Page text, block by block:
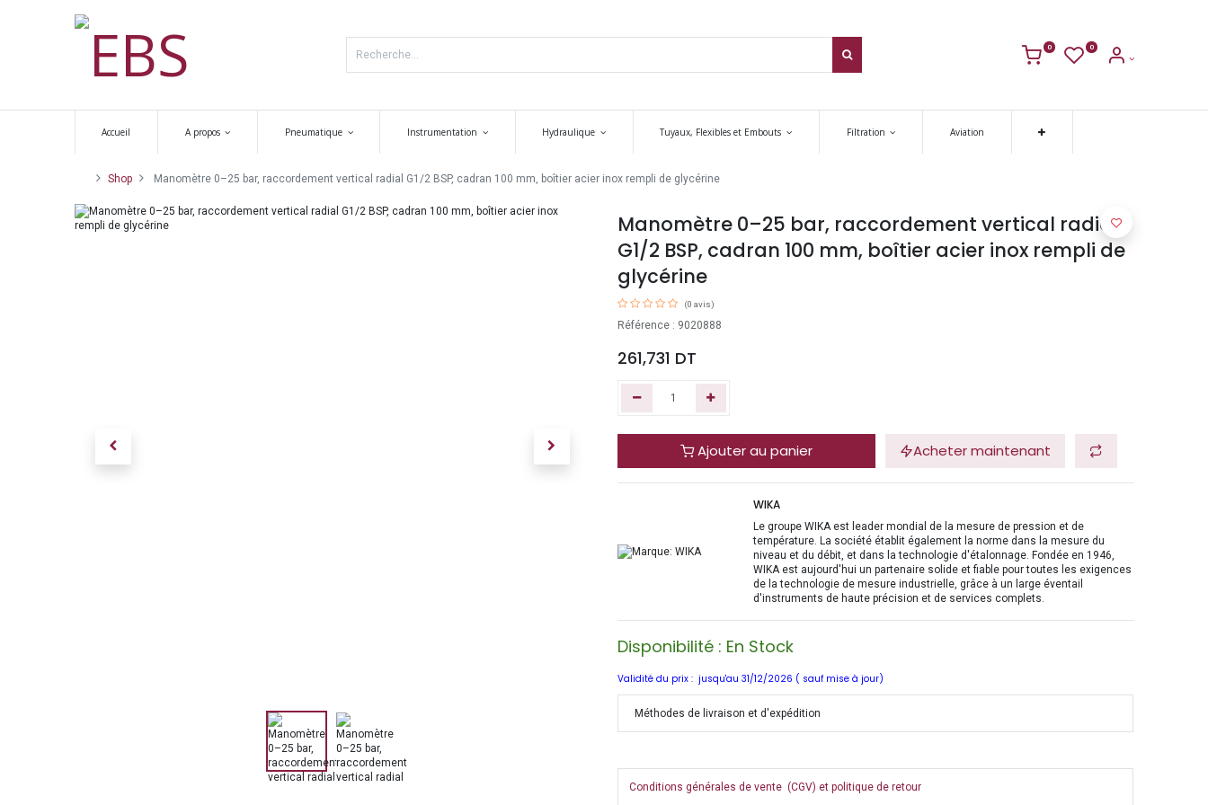
0 0
Accueil A propos Pneumatique Instrumentation Hydraulique Tuyaux, Flexibles et Embouts Filtration Aviation
Shop Manomètre 0–25 bar, raccordement vertical radial G1/2 BSP, cadran 100 mm, boîtier acier inox rempli de glycérine
Manomètre 0–25 bar, raccordement vertical radial
G1/2 BSP, cadran 100 mm, boîtier acier inox rempli de
glycérine
(0 avis)
Référence : 9020888
261,731 DT
Ajouter au panier Acheter maintenant
WIKA
Le groupe WIKA est leader mondial de la mesure de pression et de
température. La société établit également la norme dans la mesure du
niveau et du débit, et dans la technologie d'étalonnage. Fondée en 1946,
WIKA est aujourd'hui un partenaire solide et fiable pour toutes les exigences
de la technologie de mesure industrielle, grâce à un large éventail
d'instruments de haute précision et de services complets.
Disponibilité : En Stock
Validité du prix : jusqu'au 31/12/2026 ( sauf mise à jour)
Méthodes de livraison et d'expédition
Conditions générales de vente (CGV) et politique de retour